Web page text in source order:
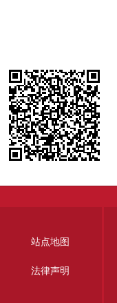
站点地图
法律声明